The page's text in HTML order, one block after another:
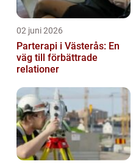
02 juni 2026
Parterapi i Västerås: En
väg till förbättrade
relationer